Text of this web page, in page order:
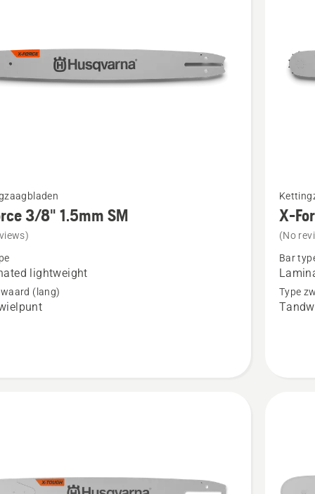
3/8" 1.5mm SM
lightweight
(lang)
meer
details
over
Force
3/8"
X-
(No
Bar
Type